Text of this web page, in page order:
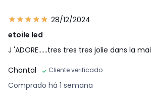
28/12/2024
etoile led
J 'ADORE......tres tres tres jolie dans la
Chantal
Cliente verificado
Comprado há 1 semana